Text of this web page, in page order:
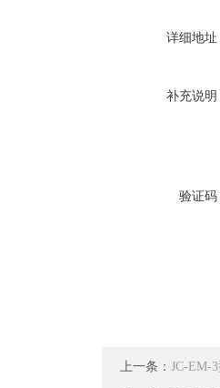
详细地址
补充说明
验证码
上一条： JC-EM-